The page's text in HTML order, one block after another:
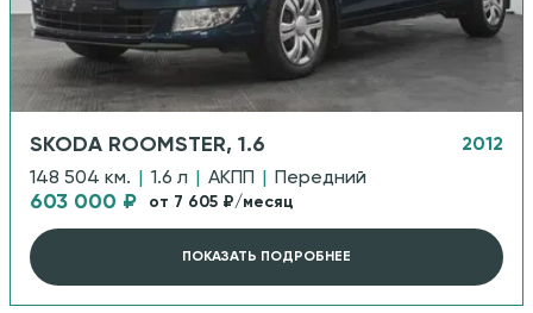
SKODA ROOMSTER, 1.6
2012
148 504 км.
1.6 л АКПП Передний
603 000 ₽ от 7 605 ₽/месяц
ПОКАЗАТЬ ПОДРОБНЕЕ